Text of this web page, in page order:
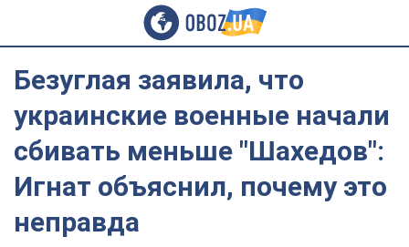
Безуглая заявила, что
украинские военные начали
сбивать меньше "Шахедов":
Игнат объяснил, почему это
неправда